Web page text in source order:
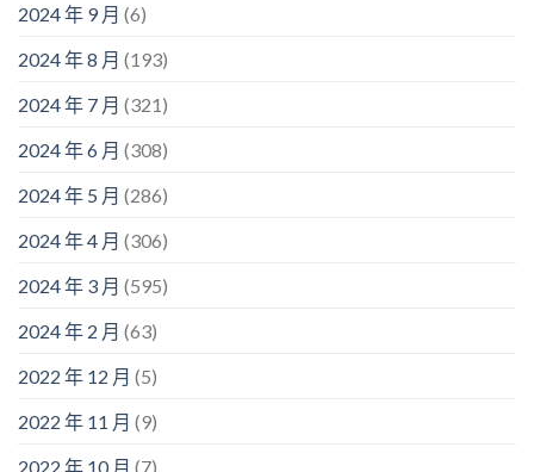
2024 年 9 月 (6)
2024 年 8 月 (193)
2024 年 7 月 (321)
2024 年 6 月 (308)
2024 年 5 月 (286)
2024 年 4 月 (306)
2024 年 3 月 (595)
2024 年 2 月 (63)
2022 年 12 月 (5)
2022 年 11 月 (9)
2022 年 10 月 (7)